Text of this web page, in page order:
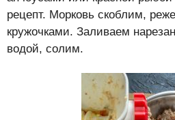
рецепт. Морковь скоблим,
кружочками. Заливаем
водой, солим.